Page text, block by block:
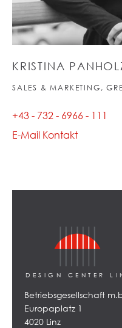
KRISTINA
SALES & MARKETING,
+43 - 732 - 6966 - 111
E-Mail Kontakt
DESIGN CENTER
Betriebsgesellschaft
Europaplatz 1
4020 Linz